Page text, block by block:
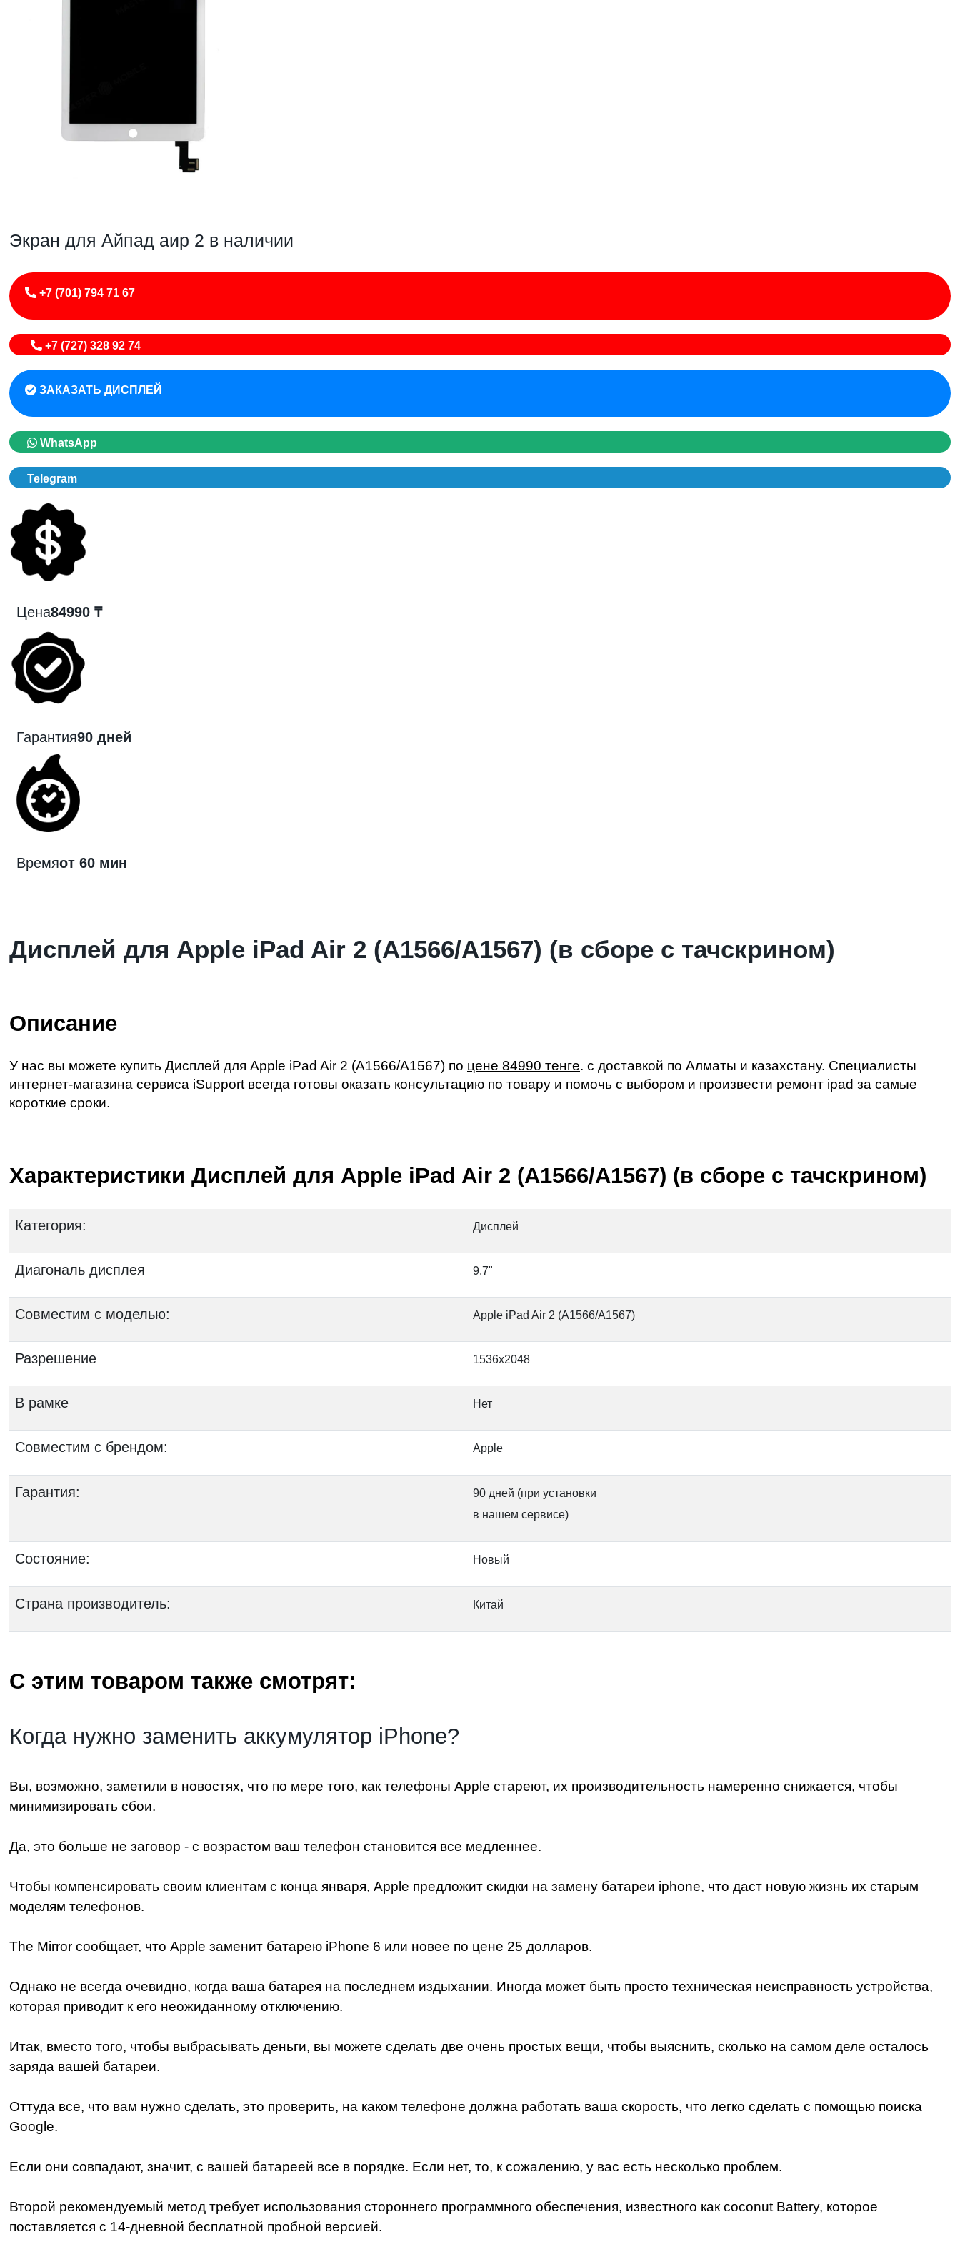
Экран для Айпад аир 2 в наличии
+7 (701) 794 71 67
+7 (727) 328 92 74
ЗАКАЗАТЬ ДИСПЛЕЙ
WhatsApp
Telegram
Цена84990 ₸
Гарантия90 дней
Времяот 60 мин
Дисплей для Apple iPad Air 2 (A1566/A1567) (в сборе с тачскрином)
Описание
У нас вы можете купить Дисплей для Apple iPad Air 2 (A1566/A1567) по цене 84990 тенге. с доставкой по Алматы и казахстану. Специалисты
интернет-магазина сервиса iSupport всегда готовы оказать консультацию по товару и помочь с выбором и произвести ремонт ipad за самые
короткие сроки.
Характеристики Дисплей для Apple iPad Air 2 (A1566/A1567) (в сборе с тачскрином)
Категория: Дисплей
Диагональ дисплея 9.7"
Совместим с моделью: Apple iPad Air 2 (A1566/A1567)
Разрешение 1536x2048
В рамке Нет
Совместим с брендом: Apple
Гарантия:
90 дней (при установки
в нашем сервисе)
Состояние: Новый
Страна производитель: Китай
С этим товаром также смотрят:
Когда нужно заменить аккумулятор iPhone?
Вы, возможно, заметили в новостях, что по мере того, как телефоны Apple стареют, их производительность намеренно снижается, чтобы
минимизировать сбои.
Да, это больше не заговор - с возрастом ваш телефон становится все медленнее.
Чтобы компенсировать своим клиентам с конца января, Apple предложит скидки на замену батареи iphone, что даст новую жизнь их старым
моделям телефонов.
The Mirror сообщает, что Apple заменит батарею iPhone 6 или новее по цене 25 долларов.
Однако не всегда очевидно, когда ваша батарея на последнем издыхании. Иногда может быть просто техническая неисправность устройства,
которая приводит к его неожиданному отключению.
Итак, вместо того, чтобы выбрасывать деньги, вы можете сделать две очень простых вещи, чтобы выяснить, сколько на самом деле осталось
заряда вашей батареи.
Оттуда все, что вам нужно сделать, это проверить, на каком телефоне должна работать ваша скорость, что легко сделать с помощью поиска
Google.
Если они совпадают, значит, с вашей батареей все в порядке. Если нет, то, к сожалению, у вас есть несколько проблем.
Второй рекомендуемый метод требует использования стороннего программного обеспечения, известного как coconut Battery, которое
поставляется с 14-дневной бесплатной пробной версией.